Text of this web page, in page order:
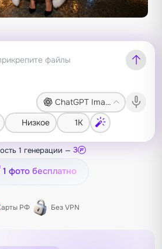
ChatGPT Image 2
Низкое 1K
1 генерации — 3
1 фото бесплатно
РФ Без VPN